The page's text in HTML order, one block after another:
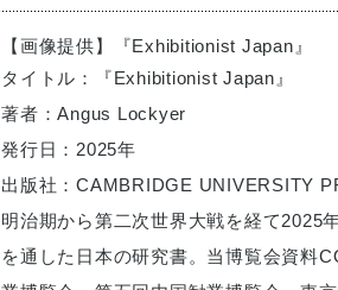
【画像提供】『Exhibitionist Japan』
タイトル：『Exhibitionist Japan』
著者：Angus Lockyer
発行日：2025年
出版社：CAMBRIDGE UNIVERSITY
明治期から第二次世界大戦を経て2025
を通した日本の研究書。当博覧会資料